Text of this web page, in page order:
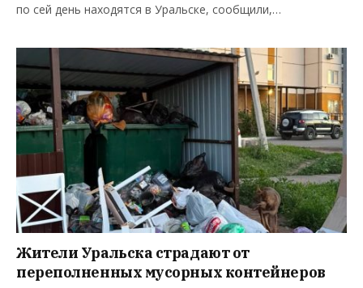
по сей день находятся в Уральске, сообщили,…
Жители Уральска страдают от
переполненных мусорных контейнеров